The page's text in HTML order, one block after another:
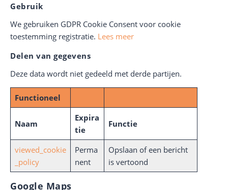
Gebruik
We gebruiken GDPR Cookie Consent voor cookie
toestemming registratie. Lees meer
Delen van gegevens
Deze data wordt niet gedeeld met derde partijen.
Functioneel
Naam
Expira
tie
Functie
viewed_cookie
_policy
Perma
nent
Opslaan of een bericht
is vertoond
Google Maps